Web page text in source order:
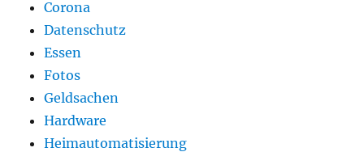
Corona
Datenschutz
Essen
Fotos
Geldsachen
Hardware
Heimautomatisierung